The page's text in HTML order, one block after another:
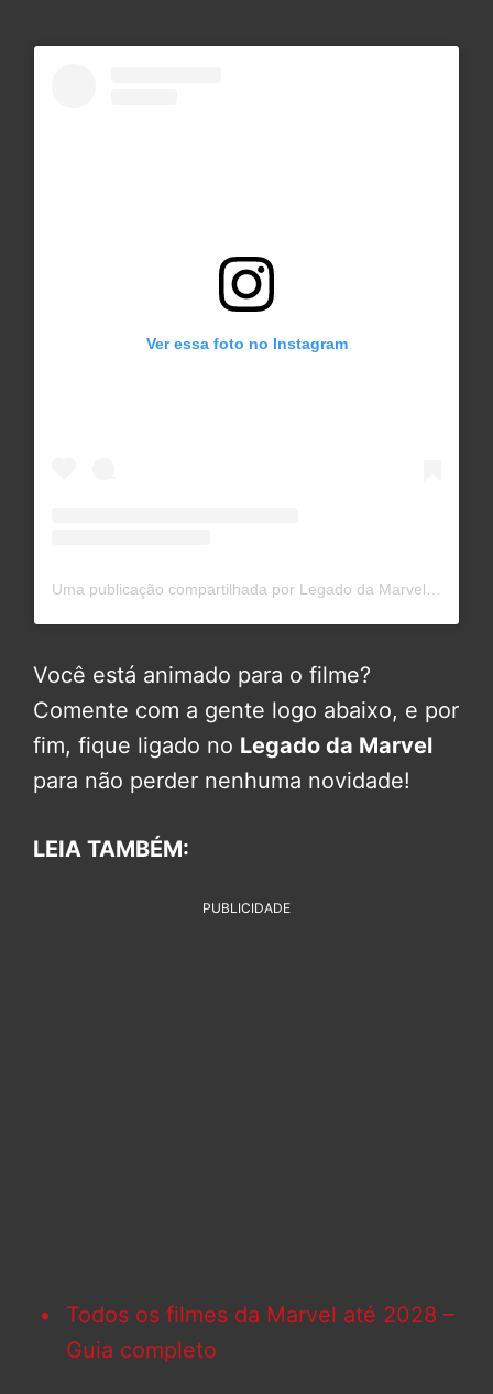
Ver essa foto no Instagram
Você está animado para o filme?
Comente com a gente logo abaixo, e por
fim, fique ligado no Legado da Marvel
para não perder nenhuma novidade!
LEIA TAMBÉM:
PUBLICIDADE
Todos os filmes da Marvel até 2028 –
Guia completo